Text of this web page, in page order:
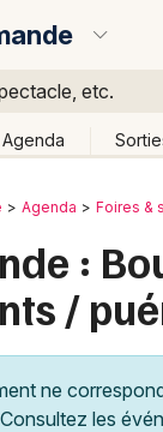
etc.
Agenda
Agenda Foires &
:
/
ne
les
Près de moi
Ce week-end